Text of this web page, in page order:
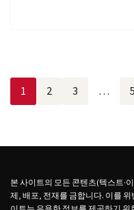
1 2 3 … 5
본 사이트의 모든 콘텐츠(텍스트·
제, 배포, 전재를 금합니다. 이를